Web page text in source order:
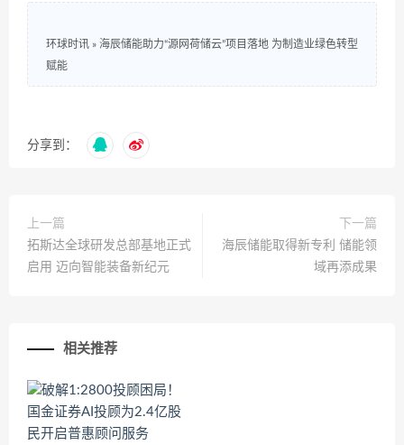
环球时讯 » 海辰储能助力“源网荷储云”项目落地 为制造业绿色转型
赋能
分享到：
上一篇
拓斯达全球研发总部基地正式
启用 迈向智能装备新纪元
下一篇
海辰储能取得新专利 储能领
域再添成果
相关推荐